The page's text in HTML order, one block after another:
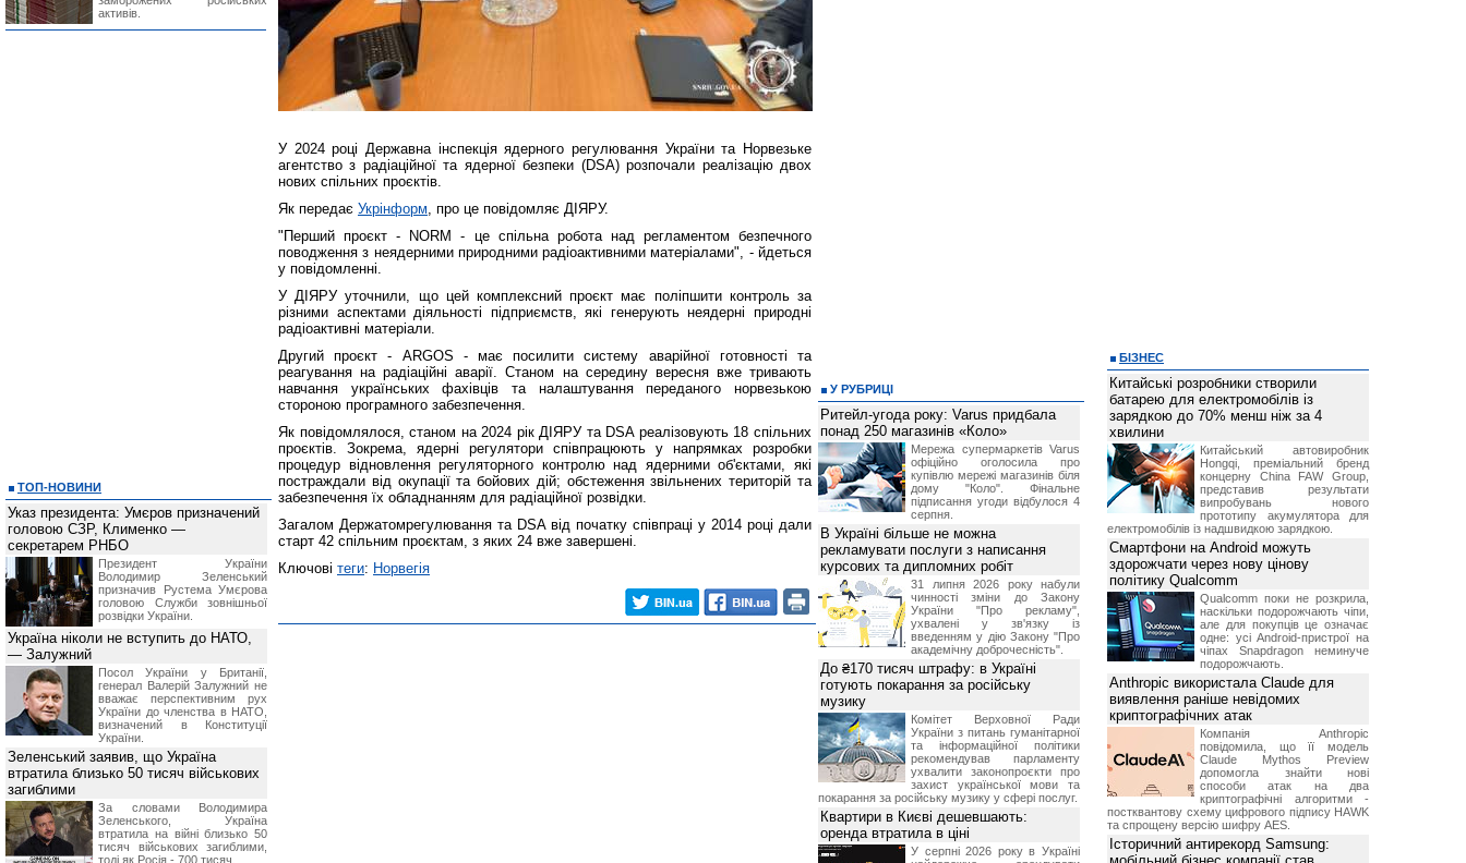
У 2024 році Державна інспекція ядерного регулювання України та Норвезьке
агентство з радіаційної та ядерної безпеки (DSA) розпочали реалізацію двох
нових спільних проєктів.
Як передає Укрінформ, про це повідомляє ДІЯРУ.
"Перший проєкт - NORM - це спільна робота над регламентом безпечного
поводження з неядерними природними радіоактивними матеріалами", - йдеться
у повідомленні.
У ДІЯРУ уточнили, що цей комплексний проєкт має поліпшити контроль за
різними аспектами діяльності підприємств, які генерують неядерні природні
радіоактивні матеріали.
Другий проєкт - ARGOS - має посилити систему аварійної готовності та
реагування на радіаційні аварії. Станом на середину вересня вже тривають
навчання українських фахівців та налаштування переданого норвезькою
стороною програмного забезпечення.
Як повідомлялося, станом на 2024 рік ДІЯРУ та DSA реалізовують 18 спільних
проєктів. Зокрема, ядерні регулятори співпрацюють у напрямках розробки
процедур відновлення регуляторного контролю над ядерними об'єктами, які
постраждали від окупації та бойових дій; обстеження звільнених територій та
забезпечення їх обладнанням для радіаційної розвідки.
Загалом Держатомрегулювання та DSA від початку співпраці у 2014 році дали
старт 42 спільним проєктам, з яких 24 вже завершені.
Ключові теги: Норвегія
активів.
ТОП-НОВИНИ
Указ президента: Умєров призначений
головою СЗР, Клименко —
секретарем РНБО
Президент України
Володимир Зеленський
призначив Pустема Умєрова
головою Служби зовнішньої
розвідки України.
Україна ніколи не вступить до НАТО,
— Залужний
Посол України у Британії,
генерал Валерій Залужний не
вважає перспективним рух
України до членства в НАТО,
визначений в Конституції
України.
Зеленський заявив, що Україна
втратила близько 50 тисяч військових
загиблими
За словами Володимира
Зеленського, Україна
втратила на війні близько 50
тисяч військових загиблими,
тоді як Росія - 700 тисяч.
У РУБРИЦІ
Ритейл-угода року: Varus придбала
понад 250 магазинів «Коло»
Мережа супермаркетів Varus
офіційно оголосила про
купівлю мережі магазинів біля
дому "Коло". Фінальне
підписання угоди відбулося 4
серпня.
В Україні більше не можна
рекламувати послуги з написання
курсових та дипломних робіт
31 липня 2026 року набули
чинності зміни до Закону
України "Про рекламу",
ухвалені у зв'язку із
введенням у дію Закону "Про
академічну доброчесність".
До ₴170 тисяч штрафу: в Україні
готують покарання за російську
музику
Комітет Верховної Ради
України з питань гуманітарної
та інформаційної політики
рекомендував парламенту
ухвалити законопроєкти про
захист української мови та
покарання за російську музику у сфері послуг.
Квартири в Києві дешевшають:
оренда втратила в ціні
У серпні 2026 року в Україні
БІЗНЕС
Китайські розробники створили
батарею для електромобілів із
зарядкою до 70% менш ніж за 4
хвилини
Китайський автовиробник
Hongqi, преміальний бренд
концерну China FAW Group,
представив результати
випробувань нового
прототипу акумулятора для
електромобілів із надшвидкою зарядкою.
Смартфони на Android можуть
здорожчати через нову цінову
політику Qualcomm
Qualcomm поки не розкрила,
наскільки подорожчають чіпи,
але для покупців це означає
одне: усі Android-пристрої на
чіпах Snapdragon неминуче
подорожчають.
Anthropic використала Claude для
виявлення раніше невідомих
криптографічних атак
Компанія Anthropic
повідомила, що її модель
Claude Mythos Preview
допомогла знайти нові
способи атак на два
криптографічні алгоритми -
постквантову схему цифрового підпису HAWK
та спрощену версію шифру AES.
Історичний антирекорд Samsung: